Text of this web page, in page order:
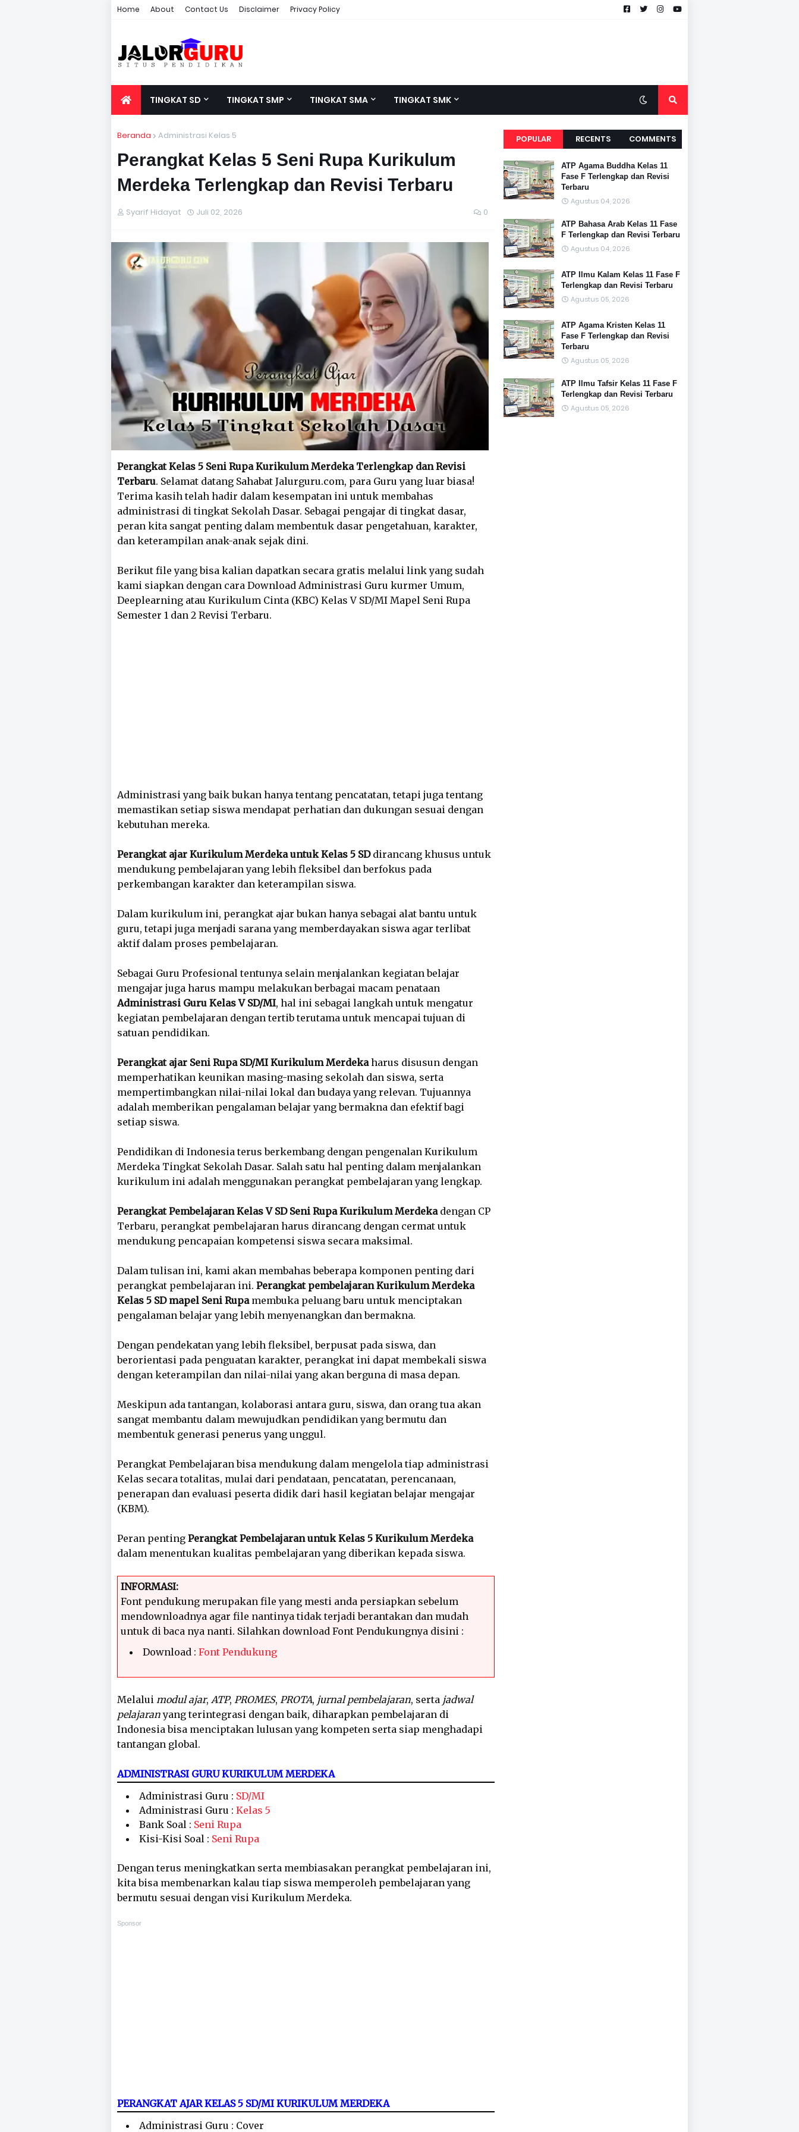
Home About Contact Us Disclaimer Privacy Policy
TINGKAT SD TINGKAT SMP TINGKAT SMA TINGKAT SMK
Beranda Administrasi Kelas 5
Perangkat Kelas 5 Seni Rupa Kurikulum
Merdeka Terlengkap dan Revisi Terbaru
Syarif Hidayat Juli 02, 2026 0
Perangkat Kelas 5 Seni Rupa Kurikulum Merdeka Terlengkap dan Revisi
Terbaru. Selamat datang Sahabat Jalurguru.com, para Guru yang luar biasa!
Terima kasih telah hadir dalam kesempatan ini untuk membahas
administrasi di tingkat Sekolah Dasar. Sebagai pengajar di tingkat dasar,
peran kita sangat penting dalam membentuk dasar pengetahuan, karakter,
dan keterampilan anak-anak sejak dini.
Berikut file yang bisa kalian dapatkan secara gratis melalui link yang sudah
kami siapkan dengan cara Download Administrasi Guru kurmer Umum,
Deeplearning atau Kurikulum Cinta (KBC) Kelas V SD/MI Mapel Seni Rupa
Semester 1 dan 2 Revisi Terbaru.
Administrasi yang baik bukan hanya tentang pencatatan, tetapi juga tentang
memastikan setiap siswa mendapat perhatian dan dukungan sesuai dengan
kebutuhan mereka.
Perangkat ajar Kurikulum Merdeka untuk Kelas 5 SDdirancang khusus untuk
mendukung pembelajaran yang lebih fleksibel dan berfokus pada
perkembangan karakter dan keterampilan siswa.
Dalam kurikulum ini, perangkat ajar bukan hanya sebagai alat bantu untuk
guru, tetapi juga menjadi sarana yang memberdayakan siswa agar terlibat
aktif dalam proses pembelajaran.
Sebagai Guru Profesional tentunya selain menjalankan kegiatan belajar
mengajar juga harus mampu melakukan berbagai macam penataan
Administrasi Guru Kelas V SD/MI, hal ini sebagai langkah untuk mengatur
kegiatan pembelajaran dengan tertib terutama untuk mencapai tujuan di
satuan pendidikan.
Perangkat ajar Seni Rupa SD/MI Kurikulum Merdekaharus disusun dengan
memperhatikan keunikan masing-masing sekolah dan siswa, serta
mempertimbangkan nilai-nilai lokal dan budaya yang relevan. Tujuannya
adalah memberikan pengalaman belajar yang bermakna dan efektif bagi
setiap siswa.
Pendidikan di Indonesia terus berkembang dengan pengenalan Kurikulum
Merdeka Tingkat Sekolah Dasar. Salah satu hal penting dalam menjalankan
kurikulum ini adalah menggunakan perangkat pembelajaran yang lengkap.
Perangkat Pembelajaran Kelas V SD Seni Rupa Kurikulum Merdekadengan CP
Terbaru, perangkat pembelajaran harus dirancang dengan cermat untuk
mendukung pencapaian kompetensi siswa secara maksimal.
Dalam tulisan ini, kami akan membahas beberapa komponen penting dari
perangkat pembelajaran ini. Perangkat pembelajaran Kurikulum Merdeka
Kelas 5 SD mapel Seni Rupamembuka peluang baru untuk menciptakan
pengalaman belajar yang lebih menyenangkan dan bermakna.
Dengan pendekatan yang lebih fleksibel, berpusat pada siswa, dan
berorientasi pada penguatan karakter, perangkat ini dapat membekali siswa
dengan keterampilan dan nilai-nilai yang akan berguna di masa depan.
Meskipun ada tantangan, kolaborasi antara guru, siswa, dan orang tua akan
sangat membantu dalam mewujudkan pendidikan yang bermutu dan
membentuk generasi penerus yang unggul.
Perangkat Pembelajaran bisa mendukung dalam mengelola tiap administrasi
Kelas secara totalitas, mulai dari pendataan, pencatatan, perencanaan,
penerapan dan evaluasi peserta didik dari hasil kegiatan belajar mengajar
(KBM).
Peran penting Perangkat Pembelajaran untuk Kelas 5 Kurikulum Merdeka
dalam menentukan kualitas pembelajaran yang diberikan kepada siswa.
INFORMASI:
Font pendukung merupakan file yang mesti anda persiapkan sebelum
mendownloadnya agar file nantinya tidak terjadi berantakan dan mudah
untuk di baca nya nanti. Silahkan download Font Pendukungnya disini :
Download : Font Pendukung
Melalui modul ajar, ATP, PROMES, PROTA, jurnal pembelajaran, serta jadwal
pelajaranyang terintegrasi dengan baik, diharapkan pembelajaran di
Indonesia bisa menciptakan lulusan yang kompeten serta siap menghadapi
tantangan global.
ADMINISTRASI GURU KURIKULUM MERDEKA
Administrasi Guru : SD/MI
Administrasi Guru : Kelas 5
Bank Soal : Seni Rupa
Kisi-Kisi Soal : Seni Rupa
Dengan terus meningkatkan serta membiasakan perangkat pembelajaran ini,
kita bisa membenarkan kalau tiap siswa memperoleh pembelajaran yang
bermutu sesuai dengan visi Kurikulum Merdeka.
Sponsor
PERANGKAT AJAR KELAS 5 SD/MI KURIKULUM MERDEKA
Administrasi Guru : Cover
POPULAR RECENTS COMMENTS
ATP Agama Buddha Kelas 11
Fase F Terlengkap dan Revisi
Terbaru
Agustus 04, 2026
ATP Bahasa Arab Kelas 11 Fase
F Terlengkap dan Revisi Terbaru
Agustus 04, 2026
ATP Ilmu Kalam Kelas 11 Fase F
Terlengkap dan Revisi Terbaru
Agustus 05, 2026
ATP Agama Kristen Kelas 11
Fase F Terlengkap dan Revisi
Terbaru
Agustus 05, 2026
ATP Ilmu Tafsir Kelas 11 Fase F
Terlengkap dan Revisi Terbaru
Agustus 05, 2026